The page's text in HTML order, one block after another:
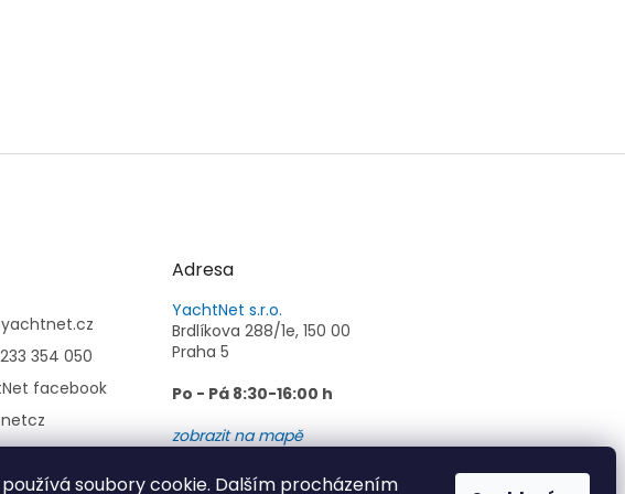
soubory cookie. Dalším procházením
yachtnet.cz
354 050
facebook
Adresa
YachtNet s.r.o.
Brdlíkova 288/1e, 150 00
Praha 5
Po - Pá 8:30-16:00 h
zobrazit na mapě